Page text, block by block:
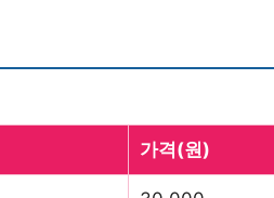
가격(원)